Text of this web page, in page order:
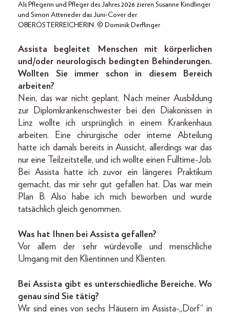
Als Pflegerin und Pfleger des Jahres 2026 zieren Susanne Kindlinger
und Simon Atteneder das Juni-Cover der
OBERÖSTERREICHERIN. © Dominik Derflinger
Assista begleitet Menschen mit körperlichen
und/oder neurologisch bedingten Behinderungen.
Wollten Sie immer schon in diesem Bereich
arbeiten?
Nein, das war nicht geplant. Nach meiner Ausbildung
zur Diplomkrankenschwester bei den Diakonissen in
Linz wollte ich ursprünglich in einem Krankenhaus
arbeiten. Eine chirurgische oder interne Abteilung
hatte ich damals bereits in Aussicht, allerdings war das
nur eine Teilzeitstelle, und ich wollte einen Fulltime-Job.
Bei Assista hatte ich zuvor ein längeres Praktikum
gemacht, das mir sehr gut gefallen hat. Das war mein
Plan B. Also habe ich mich beworben und wurde
tatsächlich gleich genommen.
Was hat Ihnen bei Assista gefallen?
Vor allem der sehr würdevolle und menschliche
Umgang mit den Klientinnen und Klienten.
Bei Assista gibt es unterschiedliche Bereiche. Wo
genau sind Sie tätig?
Wir sind eines von sechs Häusern im Assista-„Dorf“ in